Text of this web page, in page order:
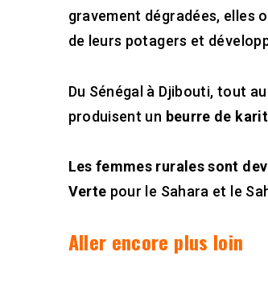
gravement dégradées,
de leurs potagers et
Du Sénégal à Djibouti, tout
produisent un beurre de
Les femmes rurales sont
Verte pour le Sahara et le
Aller encore plus loin